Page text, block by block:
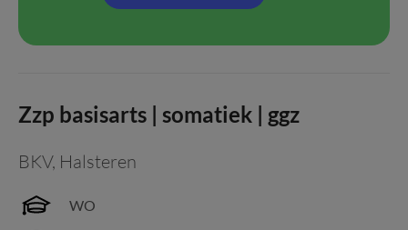
Zzp basisarts | somatiek | ggz
BKV, Halsteren
WO